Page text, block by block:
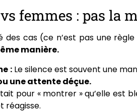
femmes : pas la
des cas (ce n’est pas une
manière.
:Le silence est souvent une
une attente déçue.
pour « montrer » qu’elle est
réagisse.